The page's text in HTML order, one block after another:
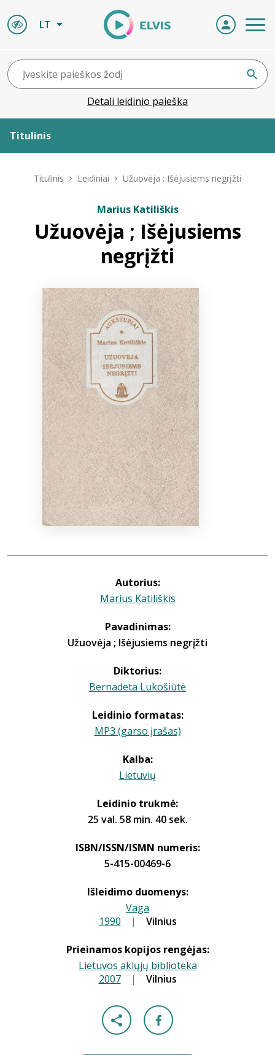
LT
Detali leidinio paieška
Titulinis
ELVIS atvyksta
Bibliotekoms
+370 667 80 541
info@elvislab.lt
Titulinis Leidiniai Užuovėja ; Išėjusiems negrįžti
Marius Katiliškis
Užuovėja ; Išėjusiems
negrįžti
Autorius:
Marius Katiliškis
Pavadinimas:
Užuovėja ; Išėjusiems negrįžti
Diktorius:
Bernadeta Lukošiūtė
Leidinio formatas:
MP3 (garso įrašas)
Kalba:
Lietuvių
Leidinio trukmė:
25 val. 58 min. 40 sek.
ISBN/ISSN/ISMN numeris:
5-415-00469-6
Išleidimo duomenys:
Vaga
1990 | Vilnius
Prieinamos kopijos rengėjas:
Lietuvos aklųjų biblioteka
2007 | Vilnius